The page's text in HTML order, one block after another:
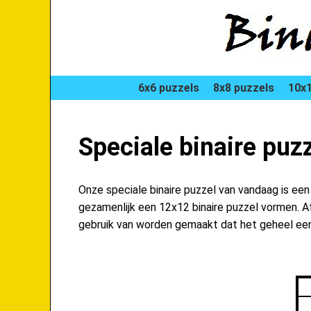
6x6 puzzels 8x8 puzzels
Speciale binaire
Onze speciale binaire puzzel van vandaag is een
gezamenlijk een 12x12 binaire puzzel vormen.
gebruik van worden gemaakt dat het geheel